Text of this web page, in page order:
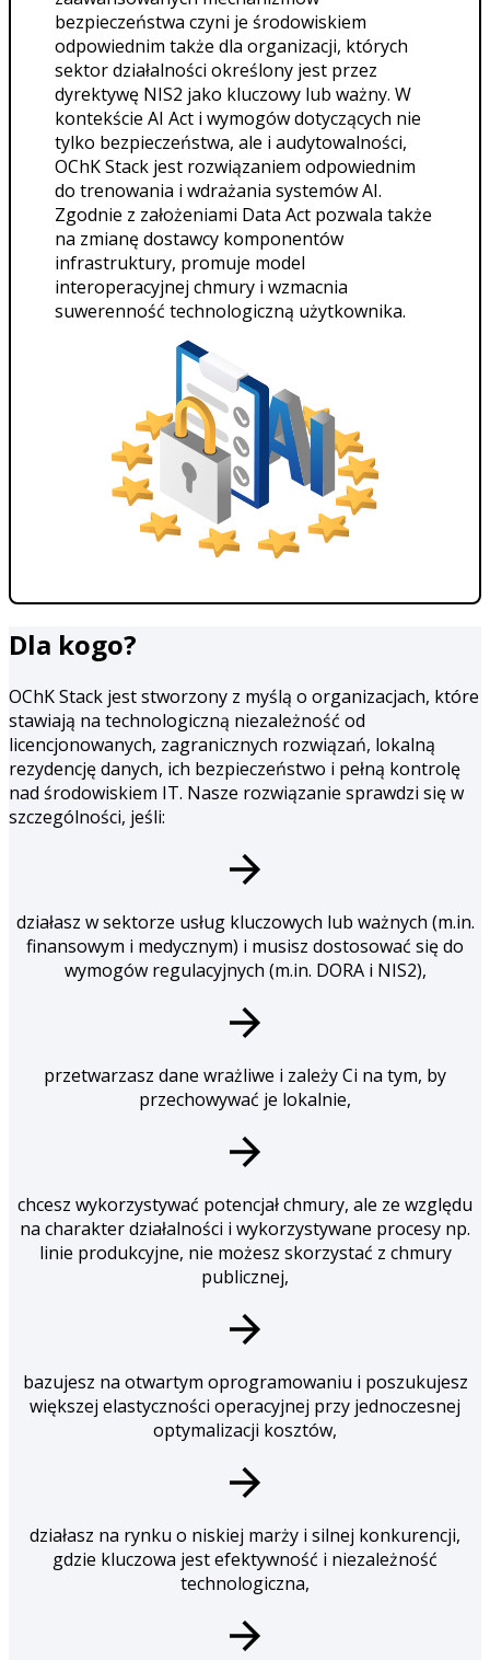
bezpieczeństwa czyni je środowiskiem
odpowiednim także dla organizacji, których
sektor działalności określony jest przez
dyrektywę NIS2 jako kluczowy lub ważny. W
kontekście AI Act i wymogów dotyczących nie
tylko bezpieczeństwa, ale i audytowalności,
OChK Stack jest rozwiązaniem odpowiednim
do trenowania i wdrażania systemów AI.
Zgodnie z założeniami Data Act pozwala także
na zmianę dostawcy komponentów
infrastruktury, promuje model
interoperacyjnej chmury i wzmacnia
suwerenność technologiczną użytkownika.
Dla kogo?
OChK Stack jest stworzony z myślą o organizacjach, które
stawiają na technologiczną niezależność od
licencjonowanych, zagranicznych rozwiązań, lokalną
rezydencję danych, ich bezpieczeństwo i pełną kontrolę
nad środowiskiem IT. Nasze rozwiązanie sprawdzi się w
szczególności, jeśli:
działasz w sektorze usług kluczowych lub ważnych (m.in.
finansowym i medycznym) i musisz dostosować się do
wymogów regulacyjnych (m.in. DORA i NIS2),
przetwarzasz dane wrażliwe i zależy Ci na tym, by
przechowywać je lokalnie,
chcesz wykorzystywać potencjał chmury, ale ze względu
na charakter działalności i wykorzystywane procesy np.
linie produkcyjne, nie możesz skorzystać z chmury
publicznej,
bazujesz na otwartym oprogramowaniu i poszukujesz
większej elastyczności operacyjnej przy jednoczesnej
optymalizacji kosztów,
działasz na rynku o niskiej marży i silnej konkurencji,
gdzie kluczowa jest efektywność i niezależność
technologiczna,